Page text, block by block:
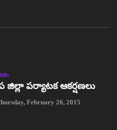
జిల్లా పర్యాటక ఆకర్షణలు
February 26, 2015